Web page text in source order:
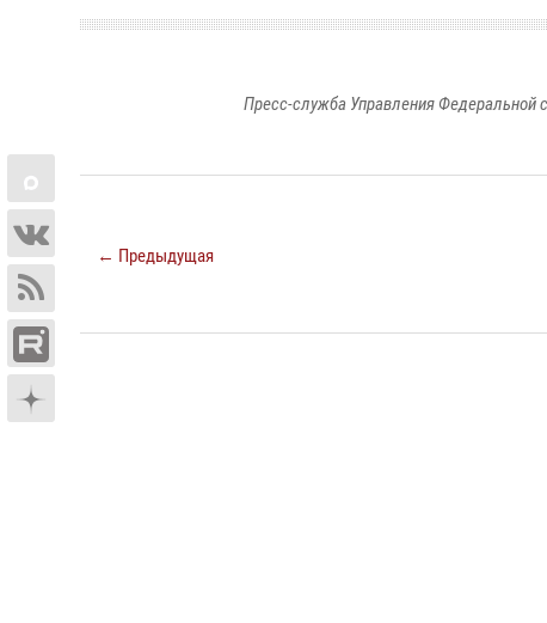
Пресс-служба Управления Федеральной
← Предыдущая